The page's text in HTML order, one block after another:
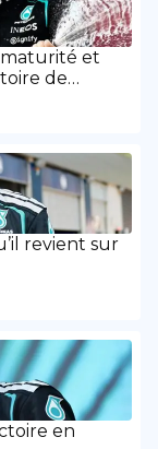
maturité et
de
»
revient sur
en